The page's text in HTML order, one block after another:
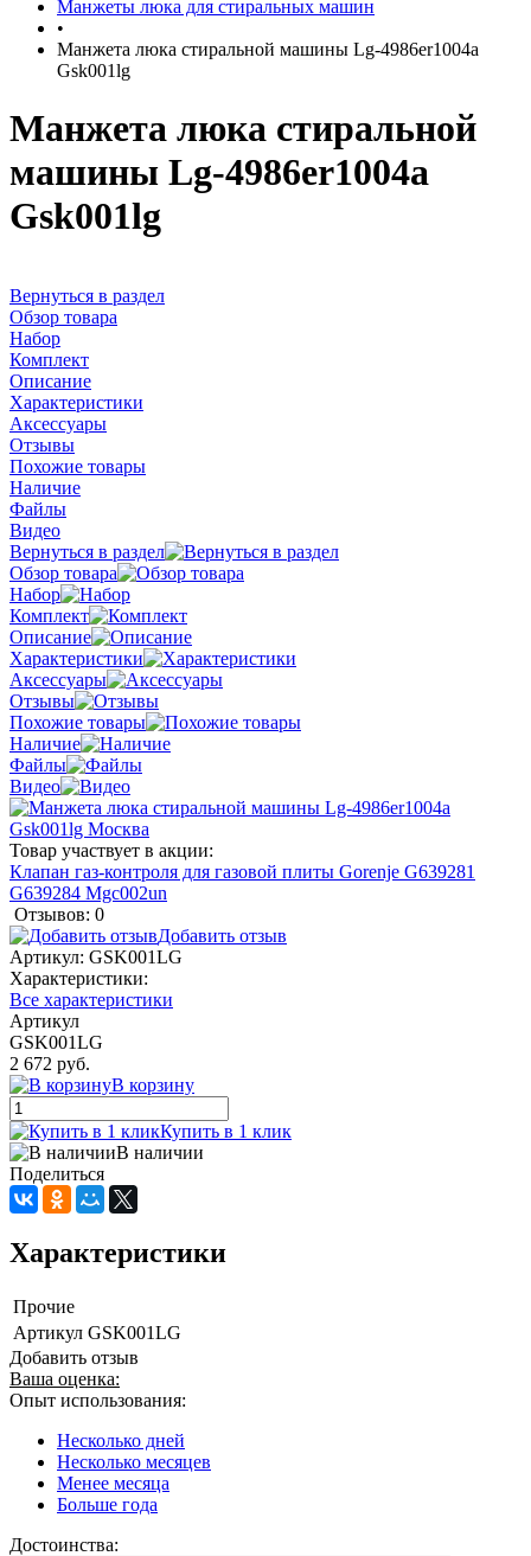
Манжеты люка для стиральных машин
•
Манжета люка стиральной машины Lg-4986er1004a
Gsk001lg
Манжета люка стиральной
машины Lg-4986er1004a
Gsk001lg
Вернуться в раздел
Обзор товара
Набор
Комплект
Описание
Характеристики
Аксессуары
Отзывы
Похожие товары
Наличие
Файлы
Видео
Вернуться в раздел
Обзор товара
Набор
Комплект
Описание
Характеристики
Аксессуары
Отзывы
Похожие товары
Наличие
Файлы
Видео
Товар участвует в акции:
Клапан газ-контроля для газовой плиты Gorenje G639281
G639284 Mgc002un
Отзывов: 0
Добавить отзыв
Артикул: GSK001LG
Характеристики:
Все характеристики
Артикул
GSK001LG
2 672 руб.
В корзину
Купить в 1 клик
В наличии
Поделиться
Характеристики
Прочие
Артикул GSK001LG
Добавить отзыв
Ваша оценка:
Опыт использования:
Несколько дней
Несколько месяцев
Менее месяца
Больше года
Достоинства: